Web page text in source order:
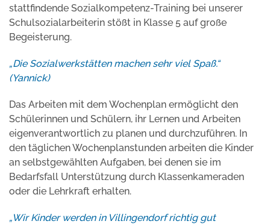
stattfindende Sozialkompetenz-Training bei unserer
Schulsozialarbeiterin stößt in Klasse 5 auf große
Begeisterung.
„Die Sozialwerkstätten machen sehr viel Spaß.“
(Yannick)
Das Arbeiten mit dem Wochenplan ermöglicht den
Schülerinnen und Schülern, ihr Lernen und Arbeiten
eigenverantwortlich zu planen und durchzuführen. In
den täglichen Wochenplanstunden arbeiten die Kinder
an selbstgewählten Aufgaben, bei denen sie im
Bedarfsfall Unterstützung durch Klassenkameraden
oder die Lehrkraft erhalten.
„Wir Kinder werden in Villingendorf richtig gut